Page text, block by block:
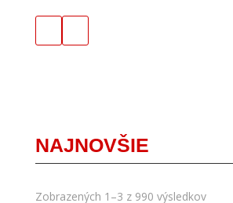
NAJNOVŠIE
Zobrazených 1–3 z 990 výsledkov